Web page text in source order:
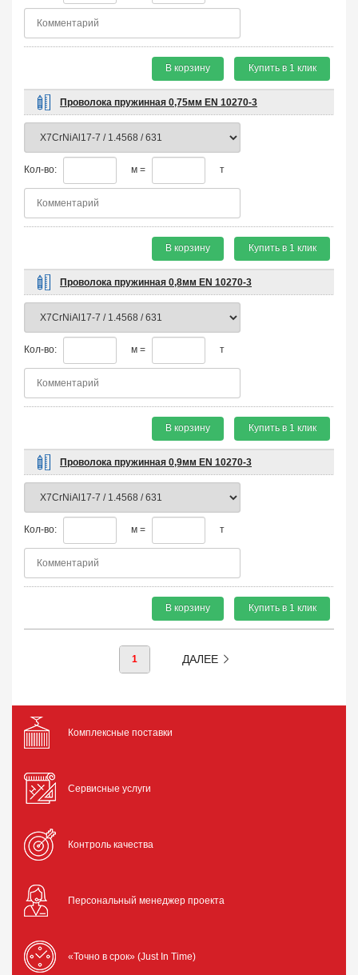
В корзину Купить в 1 клик
Проволока пружинная 0,75мм EN 10270-3
Кол-во: м = т
В корзину Купить в 1 клик
Проволока пружинная 0,8мм EN 10270-3
Кол-во: м = т
В корзину Купить в 1 клик
Проволока пружинная 0,9мм EN 10270-3
Кол-во: м = т
В корзину Купить в 1 клик
1 ДАЛЕЕ
Комплексные поставки
Сервисные услуги
Контроль качества
Персональный менеджер проекта
«Точно в срок» (Just In Time)